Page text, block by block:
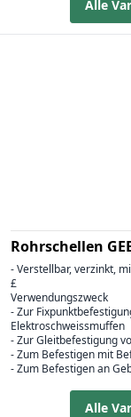
Alle
Rohrschellen
- Verstellbar, verzinkt,
£
Verwendungszweck
- Zur
Elektroschweissmuffen
- Zur Gleitbefestigung
- Zum Befestigen mit
- Zum Befestigen an
Alle